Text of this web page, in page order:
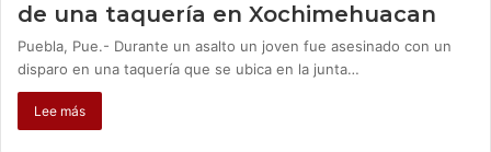
de una taquería en Xochimehuacan
Puebla, Pue.- Durante un asalto un joven fue asesinado con un
disparo en una taquería que se ubica en la junta…
Lee más